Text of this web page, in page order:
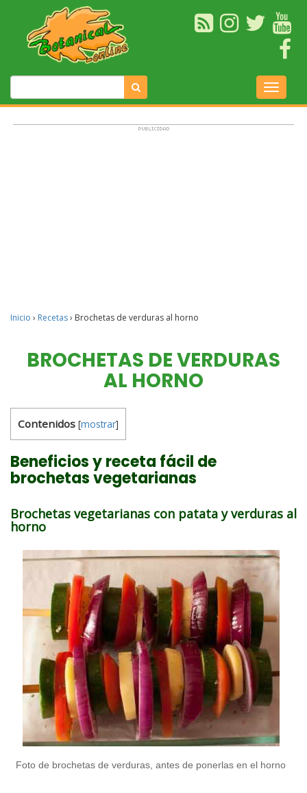
Inicio › Recetas› Brochetas de verduras al horno
BROCHETAS DE VERDURAS
AL HORNO
Contenidos [mostrar]
Beneficios y receta fácil de
brochetas vegetarianas
Brochetas vegetarianas con patata y verduras al
horno
Foto de brochetas de verduras, antes de ponerlas en el horno